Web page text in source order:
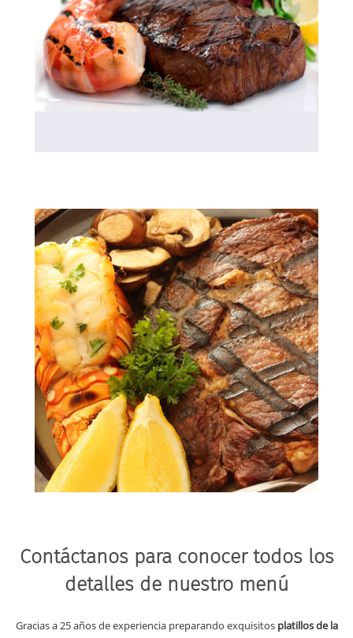
Contáctanos para conocer todos los
detalles de nuestro menú
Gracias a 25 años de experiencia preparando exquisitos platillos de la